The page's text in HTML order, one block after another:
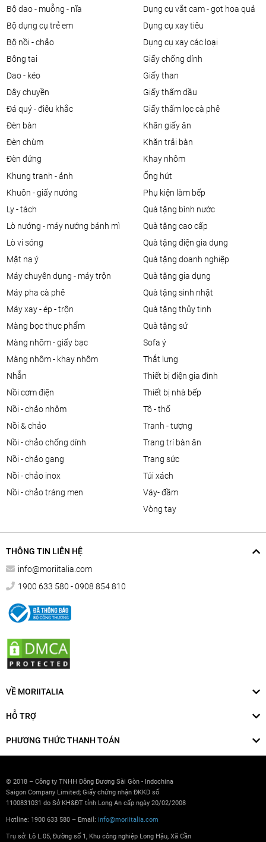
bộ dao - muỗng - nĩa
bộ dụng cụ trẻ em
bộ nồi - chảo
bông tai
dao - kéo
dây chuyền
đá quý - điêu khắc
đèn bàn
đèn chùm
đèn đứng
dụng cụ vắt cam - gọt hoa quả
dụng cụ xay tiêu
dụng cụ xay các loại
giấy chống dính
giấy than
giấy thấm dầu
giấy thấm lọc cà phê
khăn giấy ăn
khăn trải bàn
khay nhôm
khung tranh - ảnh
khuôn - giấy nướng
ly - tách
lò nướng - máy nướng bánh mì
lò vi sóng
mặt nạ ý
máy chuyên dụng - máy trộn
máy pha cà phê
máy xay - ép - trộn
màng bọc thực phẩm
màng nhôm - giấy bạc
màng nhôm - khay nhôm
nhẫn
nồi cơm điện
nồi - chảo nhôm
nồi & chảo
nồi - chảo chống dính
nồi - chảo gang
nồi - chảo inox
nồi - chảo tráng men
ống hút
phụ kiện làm bếp
quà tặng bình nước
quà tặng cao cấp
quà tặng điện gia dụng
quà tặng doanh nghiệp
quà tặng gia dụng
quà tặng sinh nhật
quà tặng thủy tinh
quà tặng sứ
sofa ý
thắt lưng
thiết bị điện gia đình
thiết bị nhà bếp
tô - thố
tranh - tượng
trang trí bàn ăn
trang sức
túi xách
váy- đầm
vòng tay
THÔNG TIN LIÊN HỆ
info@moriitalia.com
1900 633 580 - 0908 854 810
VỀ MORIITALIA
HỖ TRỢ
PHƯƠNG THỨC THANH TOÁN
© 2018 – Công ty TNHH Đông Dương Sài Gòn - Indochina
Saigon Company Limited; Giấy chứng nhận ĐKKD số
1100831031 do Sở KH&ĐT tỉnh Long An cấp ngày 20/02/2008
Hotline: 1900 633 580 – Email: info@moriitalia.com
Trụ sở: Lô L.05, Đường số 1, Khu công nghiệp Long Hậu, Xã Cần